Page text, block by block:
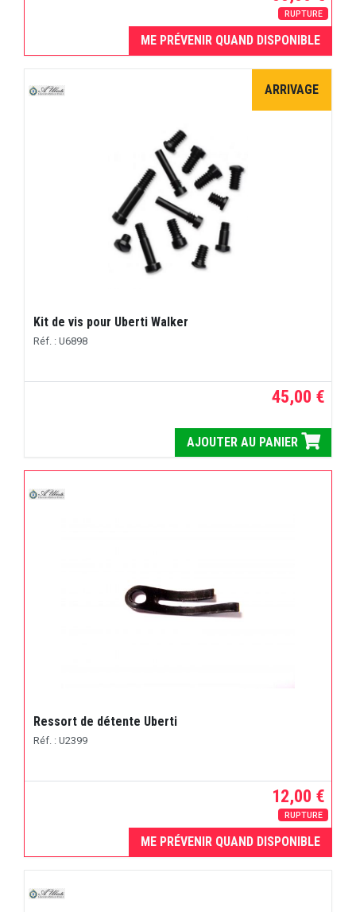
RUPTURE
ME PRÉVENIR QUAND DISPONIBLE
ARRIVAGE
Kit de vis pour Uberti Walker
Réf. : U6898
45,00 €
AJOUTER AU PANIER
Ressort de détente Uberti
Réf. : U2399
12,00 €
RUPTURE
ME PRÉVENIR QUAND DISPONIBLE